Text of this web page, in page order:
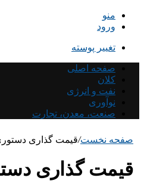
منو
ورود
تغییر پوسته
صفحه اصلی
کلان
نفت و انرژی
نوآوری
صنعت، معدن، تجارت
صفحه نخست/قیمت گذاری
قیمت گذاری